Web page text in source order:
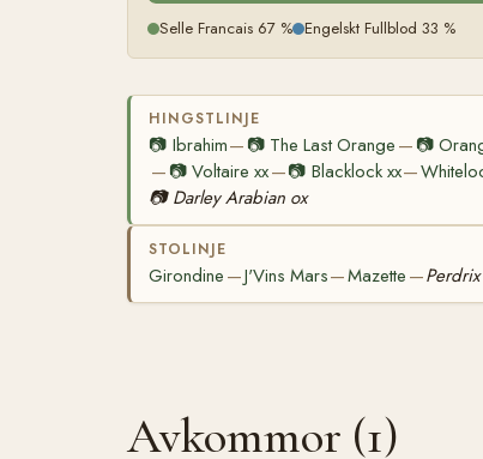
Selle Francais 67 % Engelskt Fullblod 33 %
HINGSTLINJE
📷 Ibrahim— 📷 The Last Orange — 📷
— 📷Voltaire xx—📷 Blacklock xx—
📷 Darley Arabian ox
STOLINJE
Girondine —J'Vins Mars—Mazette —Perdrix
Avkommor (1)